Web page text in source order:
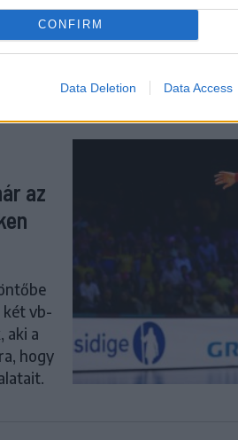
CONFIRM
Data Deletion Data Access
az
két vb-
aki a
hogy